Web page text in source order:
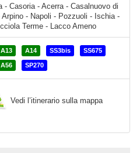
A13 A14 SS3bis SS675
A56 SP270
Vedi l’itinerario sulla mappa